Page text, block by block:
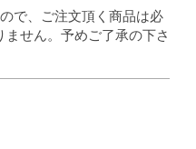
で、ご注文頂く商品は必
せん。予めご了承の下さ